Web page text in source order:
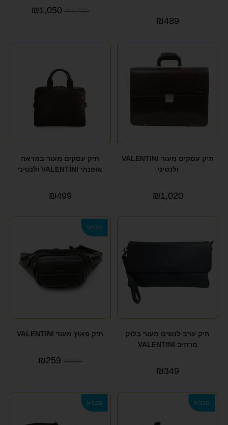
₪489
₪1,190
₪1,050
תיק עסקים מעור VALENTINI
ולנטיני
₪1,020
תיק עסקים מעור במראה
אופנתי VALENTINI ולנטיני
₪499
תיק ערב לנשים מעור בלוק
מרהיב VALENTINI
₪349
מבצע!
תיק פאוץ מעור VALENTINI
₪299
₪259
מבצע! מבצע!